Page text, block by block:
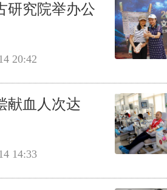
研究院举办公
20:42
献血人次达
14:33